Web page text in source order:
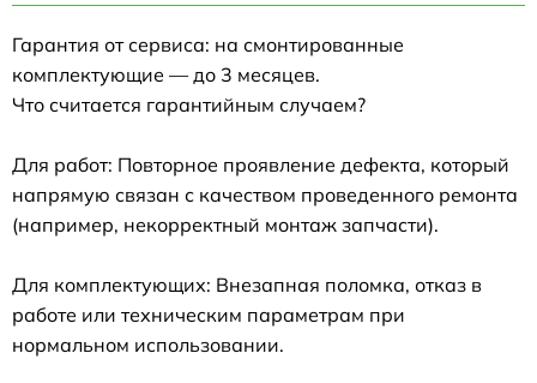
Гарантия от сервиса: на смонтированные
комплектующие — до 3 месяцев.
Что считается гарантийным случаем?
Для работ: Повторное проявление дефекта, который
напрямую связан с качеством проведенного ремонта
(например, некорректный монтаж запчасти).
Для комплектующих: Внезапная поломка, отказ в
работе или техническим параметрам при
нормальном использовании.